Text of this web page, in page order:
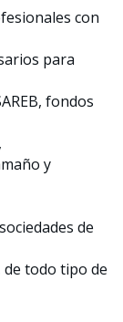
con
para
fondos
y
de
todo tipo de